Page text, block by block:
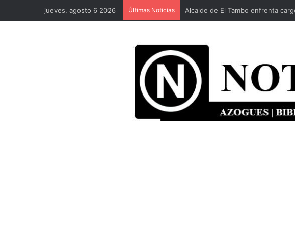
jueves, agosto 6 2026 Últimas Noticias Barberías, Hoteles, Centros SPA